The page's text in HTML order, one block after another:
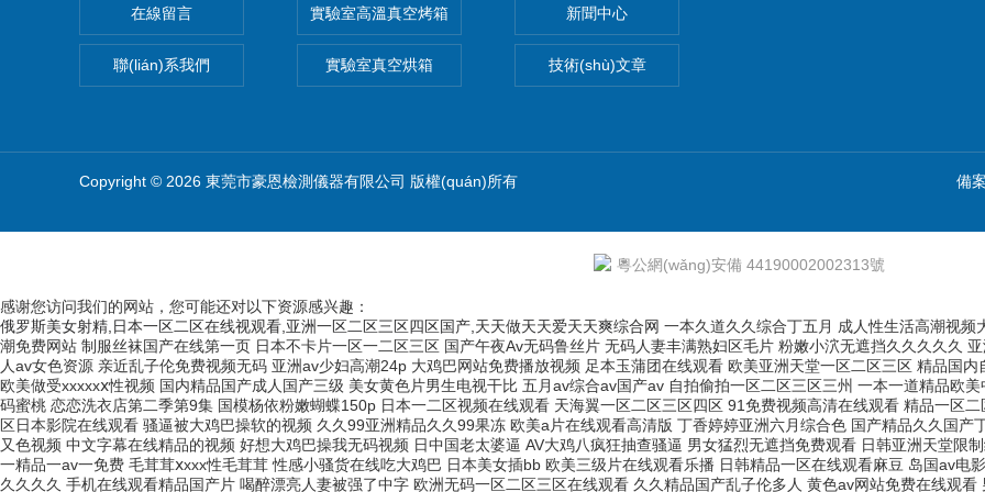
在線留言
聯(lián)系我們
實驗室高溫真空烤箱
實驗室真空烘箱
新聞中心
技術(shù)文章
Copyright © 2026 東莞市豪恩檢測儀器有限公司 版權(quán)所有 備
粵公網(wǎng)安備 44190002002313號
感谢您访问我们的网站，您可能还对以下资源感兴趣：
俄罗斯美女射精,日本一区二区在线视观看,亚洲一区二区三区四区国产,天天做天天爱天天爽综合网 一本久道久久综合丁五月 成人性生活高潮视频大全 丁香花在线电影电视剧 国产挤奶水主播在线播放 国产美女被遭强高潮免费网站 制服丝袜国产在线第一页 日本不卡片一区一二区三区 国产午夜Av无码鲁丝片 无码人妻丰满熟妇区毛片 粉嫩小泬无遮挡久久久久久 亚洲最大的成人在线网站 小骚逼成人网站 亚洲资源站无码av网址 音先锋女人av女色资源 亲近乱子伦免费视频无码 亚洲av少妇高潮24p 大鸡巴网站免费播放视频 足本玉蒲团在线观看 欧美亚洲天堂一区二区三区 精品国内自产拍在线视频 午夜欧美日韩精品一区二区 国产亚洲精品一区二区电影 欧美做受xxxxxⅹ性视频 国内精品国产成人国产三级 美女黄色片男生电视干比 五月av综合av国产av 自拍偷拍一区二区三区三州 一本一道精品欧美中文字幕 国产精品啪啪啪 午夜丰满少妇性开放视频 亚洲精品中文字幕无码蜜桃 恋恋洗衣店第二季第9集 国模杨依粉嫩蝴蝶150p 日本一二区视频在线观看 天海翼一区二区三区四区 91免费视频高清在线观看 精品一区二区三区无码视频 韩国三级bd高清中字全部 亚洲不卡中文字幕无码 一区二区日本影院在线观看 骚逼被大鸡巴操软的视频 久久99亚洲精品久久99果冻 欧美a片在线观看高清版 丁香婷婷亚洲六月综合色 国产精品久久国产丁香花 青娱乐青青草网 草逼逼逼逼逼逼 久久国产一区二区三区 又黄又爽又色视频 中文字幕在线精品的视频 好想大鸡巴操我无码视频 日中国老太婆逼 AV大鸡八疯狂抽查骚逼 男女猛烈无遮挡免费观看 日韩亚洲天堂限制级电影 日韩电影在线观看中文字幕 污污污的涩涩的tv在线 色欲国产麻豆一精品一av一免费 毛茸茸ⅹxxx性毛茸茸 性感小骚货在线吃大鸡巴 日本美女插bb 欧美三级片在线观看乐播 日韩精品一区在线观看麻豆 岛国av电影免费在线观看 大鸡巴操屄电影 91精品一久久香蕉国产 国产成人综合久久久久久 手机在线观看精品国产片 喝醉漂亮人妻被强了中字 欧洲无码一区二区三区在线观看 久久精品国产乱子伦多人 黄色av网站免费在线观看 男女猛烈无遮挡免费观看 中文字幕人妻无码一区二区三区 美女被鸡吧操逼 淫乱老骚屄免费国语视频 无码人妻一区二区三区免费 日韩电影在线观看中文字幕 青娱乐成人网站 国产精品三级一区二区 被宿友集体扒开腿用黄瓜调教 欧美另类人妖 国产精品美女一区二区三区 无遮挡高潮国产免费观看 国产成人综合久久精品红 亚洲18+av影院在线 视频免费视频 麻豆成人久久精品综合网址 99国产精品永久免费视频 让男人坤巴翘的视频网站 女人舔男人鸡巴黄色网站 77777亚洲午夜久久多人 久久久无码一区二区三区 无码精品黑人一区二区三区 超碰手机在线观看亚洲色图 我卡看大胸黄片视频吃奶 亚洲国产精品久久久秋霞 99热这里只有精品最新 精品人妻无码一区二区三区不卡 日本乱偷互换人妻中文字幕 99无码熟妇丰满人妻啪啪 国产日产久久高清欧美一区 一受多攻同做h嗯啊巨肉 日韩欧美国产免费一二三区 国产av一区二区三区精品 人妻熟妇乱又伦精品视频 蜜臀av无码精品人妻色欲 日韩电影丝袜美腿的诱惑 中文无码成人免费视频在线观看 国产黄大片在线观看 久久精品人人做人人爱爱 欧美怡春院一区二区三区 精品女视频在线观看免费 国产日韩欧美亚洲一级片 欧美老女人牲交 久久久久久久亚洲精品9 婷婷爱在线观看免费视频 美女裸身被操逼 亚洲va欧美va天堂v国产综合 中国人BBWBBW高潮 日本视频免费观看的网站 大鸡巴塞满女生逼 视频 free性video西欧极品 国产中老年妇女精品 大肉棒操逼视屏 精品老司机视频在线观看 宅男视频在线观看免费视频 亚洲不卡中文字幕无码 办公室国产a国产片免费 国产91精品高清一区二区 欧美 日韩 另类 中文 插入阴道使劲插高潮视频 蜜桃av久久久亚洲精品 裸体18禁污污久久网站 女人高朝张开腿让男人桶 啊灬轻点灬视频在线观看 美女视频黄是免费 啊啊啊插给我射进来视频 作爱视频国产免费120 精品丰满人妻无套内射 看了出水的网站 久久久综合日本 蜜桃少妇av久久久久久久 美女裸体自慰在线观看 日本在线视频www鲁啊鲁 久久久久88色偷偷免费 欧美性暴力变态XXXX 肚子上是黄色的毛是什么鸟 欧美粗大长bicock 国产欧美一区二区三区在线看 性色69成人国际精品性 亚洲国产精品久久久久秋霞影院 漂亮少妇高潮大叫爽到喷 与嫂嫂操屄视频 爽?好大?快?深点自慰 亚洲男同志网站 老司机看片午夜久久福利 青娱乐呦呦视频在线观看 大吊日小逼免费黄色电影 美丽女生被操黄色无遮挡 无码人妻丰满熟妇区五十路 欧美国产激情二区三区蜜月 久久久精品国产sm调教网站 色丁狠狠桃花久久综合网 鸡巴插进逼逼里视频软件 久久久久国色av免费观看性色 在公车被弄到高潮自述 女被艹免费视频软件网站 美女少妇全过程你懂的久久 久久久无码国产 喝醉漂亮人妻被强了中字 久久久久亚洲精品国产粉嫩 一区二区三区国产好的精品 操的老逼爽歪歪 99在线热播精品免费最新 丁香花电影视频在线观看 亚洲成熟丰满熟妇高潮xxxxx 国产白丝制服被啪到喷水视频 久久er99热精品一区二区 我把小嫩批日出水的视频 亚洲午夜一区二区三区精品 插入阴道爆白浆视频91 骚逼女教师被大鸡巴猛操 一本加勒比hezyo无码人妻 日韩一区二区精品美女电影 国产高潮流白浆99ri 男孩粗大肉棒操骚女视频 男人叽叽猛插女人逼影视 熟妇喜粗鸡巴插骚逼视频 嘿嘿射在线观看 男生插女生下面在线观看 青青青青青午夜在线视频 男人操女人免费视频软件 www国产精品内射 怡红院A∨人人爰人人爽 黑人大鸡巴爆操美女逼片 亚洲А∨天堂男人色无码 欧美久久综合精品二区无 韩国三级网站在线观看视频 国产精品三级在线观看无码 中文字幕日产乱码中 奇米影视777第四影院 人妻无码中文字幕 男人和女人靠逼网站免费 国产精品亚洲综合制服日韩 日韩av无码中文无码不卡电影 苍井空张开腿实干12次 日韩欧美高清一区两区三区 欧美性爱老女人自拍视频 精品久久久一区二区国产 国产偷v国产偷v亚洲高清 小泽玛丽亚电影在线观看 草逼视频受不了了逼好痒 午夜偷拍精品视频免费观看 情人日皮黄色视频网站片 狠狠精品干练久久久无码中文字幕 精品无码一区二区三区爱欲 免费无码国产欧美久久18 欧美性视频xxxxxx 青青操在线观看国产视频 人妻无码视频一区二区三区 国内精品视频一区二区三区 中文无码小电影 啊灬啊灬啊快日出水了 日韩无砖专区一中文字目 中文字幕人妻丝袜乱一区三区 久久高清内射无套 国产精品毛片va一区二区三区 美女扣逼自慰的黄色网站 淫魔女老师大奶诱惑内射 国产精品无码专区 15min摘花出血视频 女人裸体直播的软件下载 欧洲色综合天天在线影院 日本精品一区二区三区四区 中文字幕人妻熟人妻熟丝 国产女美穴下面好痒网站 亚洲日韩乱码久久久久久 无码国产伦一区二区三区视频 波多野结衣av大全 国产精品视频一区二区三区无码 一级欧美黄片欧美一级黄片 h无码动漫在线观看 农村胖肥胖女人操逼视频 人妻无码中文字幕免费视频蜜桃 亚洲无人区天空码头IV 欧美人妻福利精品一区二区 一区二区欧美日韩久久伊人 国产精品51麻豆cm传媒 久久精品国产99久久久 大鸡巴抄逼欧美 99热这里只有精品69 亚洲人成网亚洲欧洲无码 国产一级片久久久久免费 操老太太AV片 国产精品无码专区 精品少妇人妻av免费久久洗澡 亚洲男同志网站 少妇被躁爽到高潮无码人狍大战 中国黄色录像夫妻性生活 久久久www成人免费精品 猛男干屁眼免费视频网站 国产又黑又粗的视频网站 国产免费无码一区二区视频 亚洲高清中文字幕综合网 中文无码伦AV中文字幕 国产精品动漫久久久久久 久久精品高潮999久久久 特黄做受又粗又大又硬老头 日本韩国欧美亚洲5级片 久久久无码精品亚洲日韩蜜桃 99精品久久久久久久免费 欧美美女的鸡巴被操精液 good黄色录像一级片 久久久久久久久888 亚洲国产精品久久人人爱 色资源av中文无码先锋 丰满的人妻hd高清日本 依依成人影院久久久午夜 国产精品毛片久久久久久久 一区二区三区久久精品婷 男女啪啪无遮挡 精品国产成人亚洲午夜福利 国产成人精品亚洲日本在线观看 亚洲精品亚洲人成人网 精品国产一区二区三区久 内谢少妇xxxxx8老少交 欧美日韩精品一激情在线 国语自产少妇精品好蜜桃 啊不要操逼视频喷水变态 国产无遮挡裸体免费视频 黄色一级视频网 一区二区三区内射美女毛片 蜜桃av久久久亚洲精品 中国老太婆xxxx 女人自慰高级无遮挡毛片 zoom与牛性胶zoom 国内精品一区二区三区 亚洲va久久久噜噜噜久久天堂 亚洲综合网一区中文字幕 麻豆久久久午夜一区二区 成人国产片女人爽到高潮网站 国产熟女露脸大叫高潮 久久国产精品久久久久久 日韩夫妻午夜性生活视频 国产亚洲欧美色综合你懂的 美女搞基网站日本免费看 成人午夜亚洲精品无码网站 男女猛烈无遮挡免费观看 亚洲欧美日韩精品久久亚洲区 亚洲熟妇中文字幕五十中出 欧美性色黄大片多多影院 大又粗又爽又黄少妇毛片 艹我小骚逼视频 久久久国产精品夜夜夜夜 大鸡巴倒推内射 办公室双腿打开揉弄高潮淑芬 高潮呻吟视频等最新內容 婷婷成人丁香五月综合激情 日韩精品一区二区